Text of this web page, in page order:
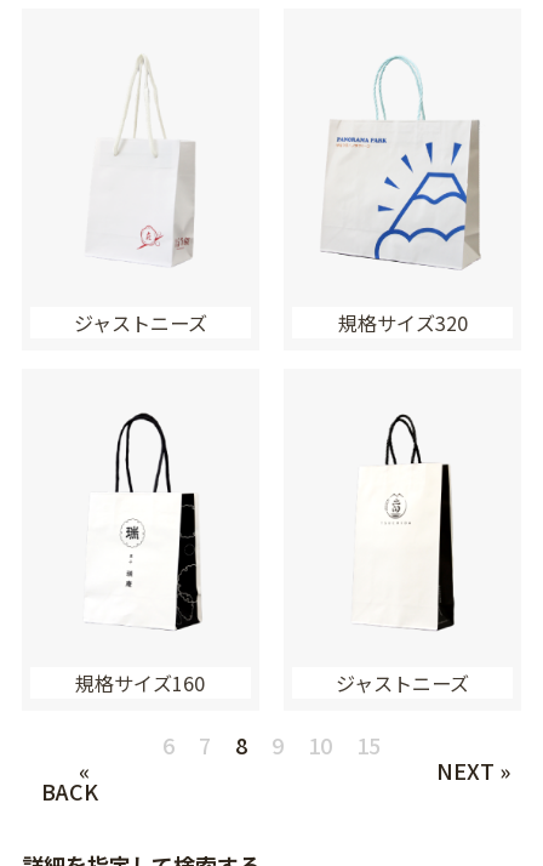
ジャストニーズ 規格サイズ320
規格サイズ160 ジャストニーズ
«
BACK
6 7 8 9 10
15
NEXT »